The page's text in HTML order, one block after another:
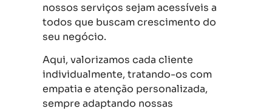
nossos serviços sejam acessíveis a
todos que buscam crescimento do
seu negócio.
Aqui, valorizamos cada cliente
individualmente, tratando-os com
empatia e atenção personalizada,
sempre adaptando nossas